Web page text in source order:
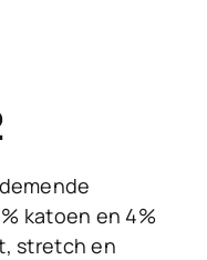
katoen en 4%
stretch en